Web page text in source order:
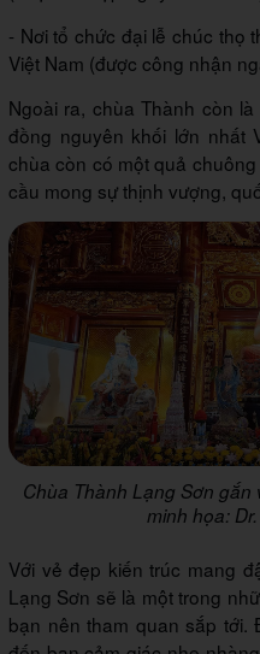
- Nơi tổ chức đại lễ chúc thọ
Việt Nam (được công nhận
Ngoài ra, chùa Thành còn
đồng nguyên khối lớn nhất
chùa còn có một quả
cầu mong sự thịnh vượng,
Chùa Thành Lạng Sơn
minh họa:
Với vẻ đẹp kiến trúc mang
Lạng Sơn sẽ là một trong
bạn nên tham quan sắp tới.